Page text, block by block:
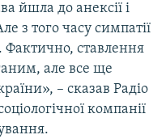
йшла до анексії і
з того часу симпатії
Фактично, ставлення
але все ще
– сказав Радіо
компанії